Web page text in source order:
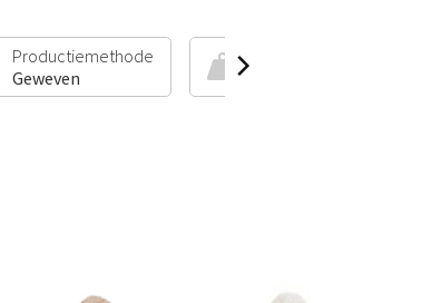
Productiemethode
Geweven